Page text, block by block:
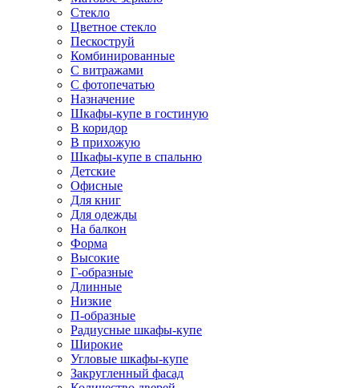
Стекло
Цветное стекло
Пескоструй
Комбинированные
С витражами
С фотопечатью
Назначение
Шкафы-купе в гостиную
В коридор
В прихожую
Шкафы-купе в спальню
Детские
Офисные
Для книг
Для одежды
На балкон
Форма
Высокие
Г-образные
Длинные
Низкие
П-образные
Радиусные шкафы-купе
Широкие
Угловые шкафы-купе
Закругленный фасад